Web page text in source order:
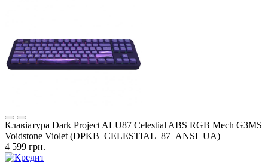
Клавіатура Dark Project ALU87 Celestial ABS RGB Mech G3MS
Voidstone Violet (DPKB_CELESTIAL_87_ANSI_UA)
4 599 грн.